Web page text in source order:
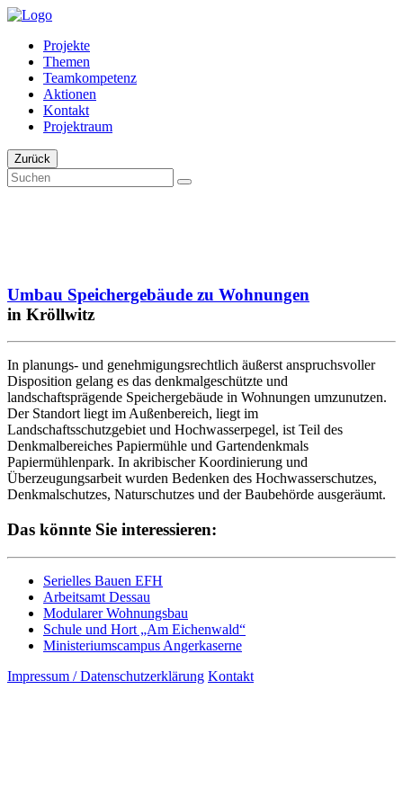
Projekte
Themen
Teamkompetenz
Aktionen
Kontakt
Projektraum
Zurück
Umbau Speichergebäude zu Wohnungen
in Kröllwitz
In planungs- und genehmigungsrechtlich äußerst anspruchsvoller
Disposition gelang es das denkmalgeschützte und
landschaftsprägende Speichergebäude in Wohnungen umzunutzen.
Der Standort liegt im Außenbereich, liegt im
Landschaftsschutzgebiet und Hochwasserpegel, ist Teil des
Denkmalbereiches Papiermühle und Gartendenkmals
Papiermühlenpark. In akribischer Koordinierung und
Überzeugungsarbeit wurden Bedenken des Hochwasserschutzes,
Denkmalschutzes, Naturschutzes und der Baubehörde ausgeräumt.
Das könnte Sie interessieren:
Serielles Bauen EFH
Arbeitsamt Dessau
Modularer Wohnungsbau
Schule und Hort „Am Eichenwald“
Ministeriumscampus Angerkaserne
Impressum / Datenschutzerklärung Kontakt